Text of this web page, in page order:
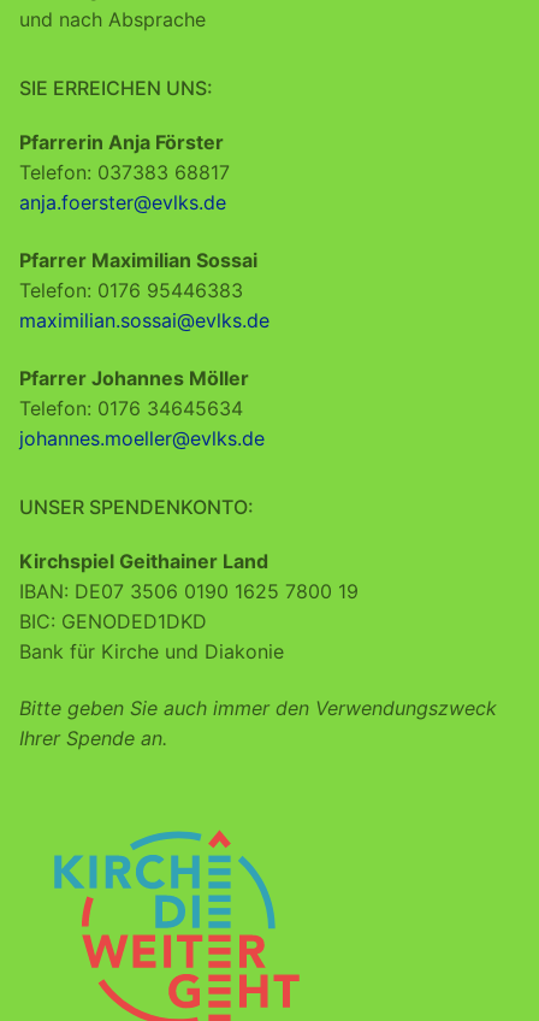
und nach Absprache
SIE ERREICHEN UNS:
Pfarrerin Anja Förster
Telefon: 037383 68817
anja.foerster@evlks.de
Pfarrer Maximilian Sossai
Telefon: 0176 95446383
maximilian.sossai@evlks.de
Pfarrer Johannes Möller
Telefon: 0176 34645634
johannes.moeller@evlks.de
UNSER SPENDENKONTO:
Kirchspiel Geithainer Land
IBAN: DE07 3506 0190 1625 7800 19
BIC: GENODED1DKD
Bank für Kirche und Diakonie
Bitte geben Sie auch immer den Verwendungszweck
Ihrer Spende an.